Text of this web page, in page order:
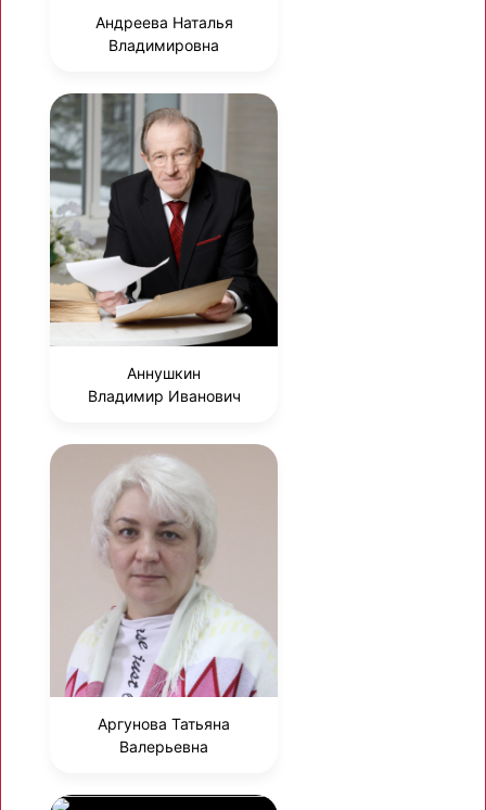
Андреева Наталья
Владимировна
Аннушкин
Владимир Иванович
Аргунова Татьяна
Валерьевна